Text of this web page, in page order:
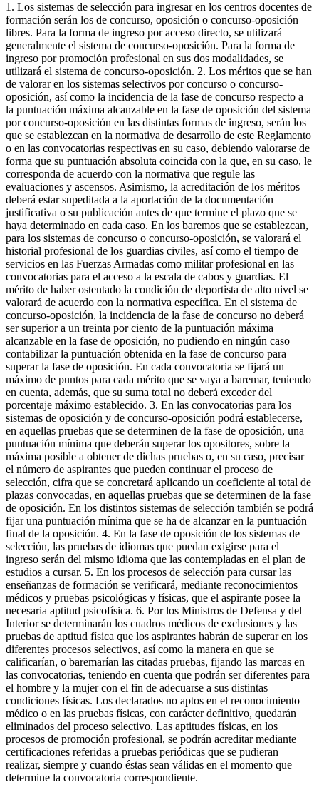
1. Los sistemas de selección para ingresar en los centros docentes de
formación serán los de concurso, oposición o concurso-oposición
libres. Para la forma de ingreso por acceso directo, se utilizará
generalmente el sistema de concurso-oposición. Para la forma de
ingreso por promoción profesional en sus dos modalidades, se
utilizará el sistema de concurso-oposición. 2. Los méritos que se han
de valorar en los sistemas selectivos por concurso o concurso-
oposición, así como la incidencia de la fase de concurso respecto a
la puntuación máxima alcanzable en la fase de oposición del sistema
por concurso-oposición en las distintas formas de ingreso, serán los
que se establezcan en la normativa de desarrollo de este Reglamento
o en las convocatorias respectivas en su caso, debiendo valorarse de
forma que su puntuación absoluta coincida con la que, en su caso, le
corresponda de acuerdo con la normativa que regule las
evaluaciones y ascensos. Asimismo, la acreditación de los méritos
deberá estar supeditada a la aportación de la documentación
justificativa o su publicación antes de que termine el plazo que se
haya determinado en cada caso. En los baremos que se establezcan,
para los sistemas de concurso o concurso-oposición, se valorará el
historial profesional de los guardias civiles, así como el tiempo de
servicios en las Fuerzas Armadas como militar profesional en las
convocatorias para el acceso a la escala de cabos y guardias. El
mérito de haber ostentado la condición de deportista de alto nivel se
valorará de acuerdo con la normativa específica. En el sistema de
concurso-oposición, la incidencia de la fase de concurso no deberá
ser superior a un treinta por ciento de la puntuación máxima
alcanzable en la fase de oposición, no pudiendo en ningún caso
contabilizar la puntuación obtenida en la fase de concurso para
superar la fase de oposición. En cada convocatoria se fijará un
máximo de puntos para cada mérito que se vaya a baremar, teniendo
en cuenta, además, que su suma total no deberá exceder del
porcentaje máximo establecido. 3. En las convocatorias para los
sistemas de oposición y de concurso-oposición podrá establecerse,
en aquellas pruebas que se determinen de la fase de oposición, una
puntuación mínima que deberán superar los opositores, sobre la
máxima posible a obtener de dichas pruebas o, en su caso, precisar
el número de aspirantes que pueden continuar el proceso de
selección, cifra que se concretará aplicando un coeficiente al total de
plazas convocadas, en aquellas pruebas que se determinen de la fase
de oposición. En los distintos sistemas de selección también se podrá
fijar una puntuación mínima que se ha de alcanzar en la puntuación
final de la oposición. 4. En la fase de oposición de los sistemas de
selección, las pruebas de idiomas que puedan exigirse para el
ingreso serán del mismo idioma que las contempladas en el plan de
estudios a cursar. 5. En los procesos de selección para cursar las
enseñanzas de formación se verificará, mediante reconocimientos
médicos y pruebas psicológicas y físicas, que el aspirante posee la
necesaria aptitud psicofísica. 6. Por los Ministros de Defensa y del
Interior se determinarán los cuadros médicos de exclusiones y las
pruebas de aptitud física que los aspirantes habrán de superar en los
diferentes procesos selectivos, así como la manera en que se
calificarían, o baremarían las citadas pruebas, fijando las marcas en
las convocatorias, teniendo en cuenta que podrán ser diferentes para
el hombre y la mujer con el fin de adecuarse a sus distintas
condiciones físicas. Los declarados no aptos en el reconocimiento
médico o en las pruebas físicas, con carácter definitivo, quedarán
eliminados del proceso selectivo. Las aptitudes físicas, en los
procesos de promoción profesional, se podrán acreditar mediante
certificaciones referidas a pruebas periódicas que se pudieran
realizar, siempre y cuando éstas sean válidas en el momento que
determine la convocatoria correspondiente.